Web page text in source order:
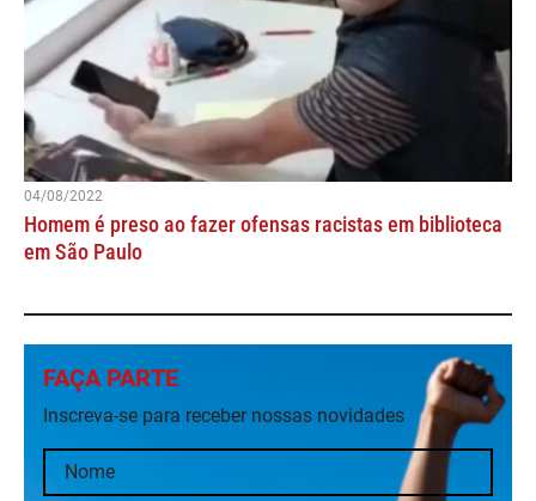
04/08/2022
Homem é preso ao fazer ofensas racistas em biblioteca
em São Paulo
FAÇA PARTE
Inscreva-se para receber nossas novidades